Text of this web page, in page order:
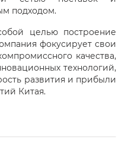
подходом.
целью построение
фокусирует свои
качества,
технологий,
развития и прибыли
Китая.